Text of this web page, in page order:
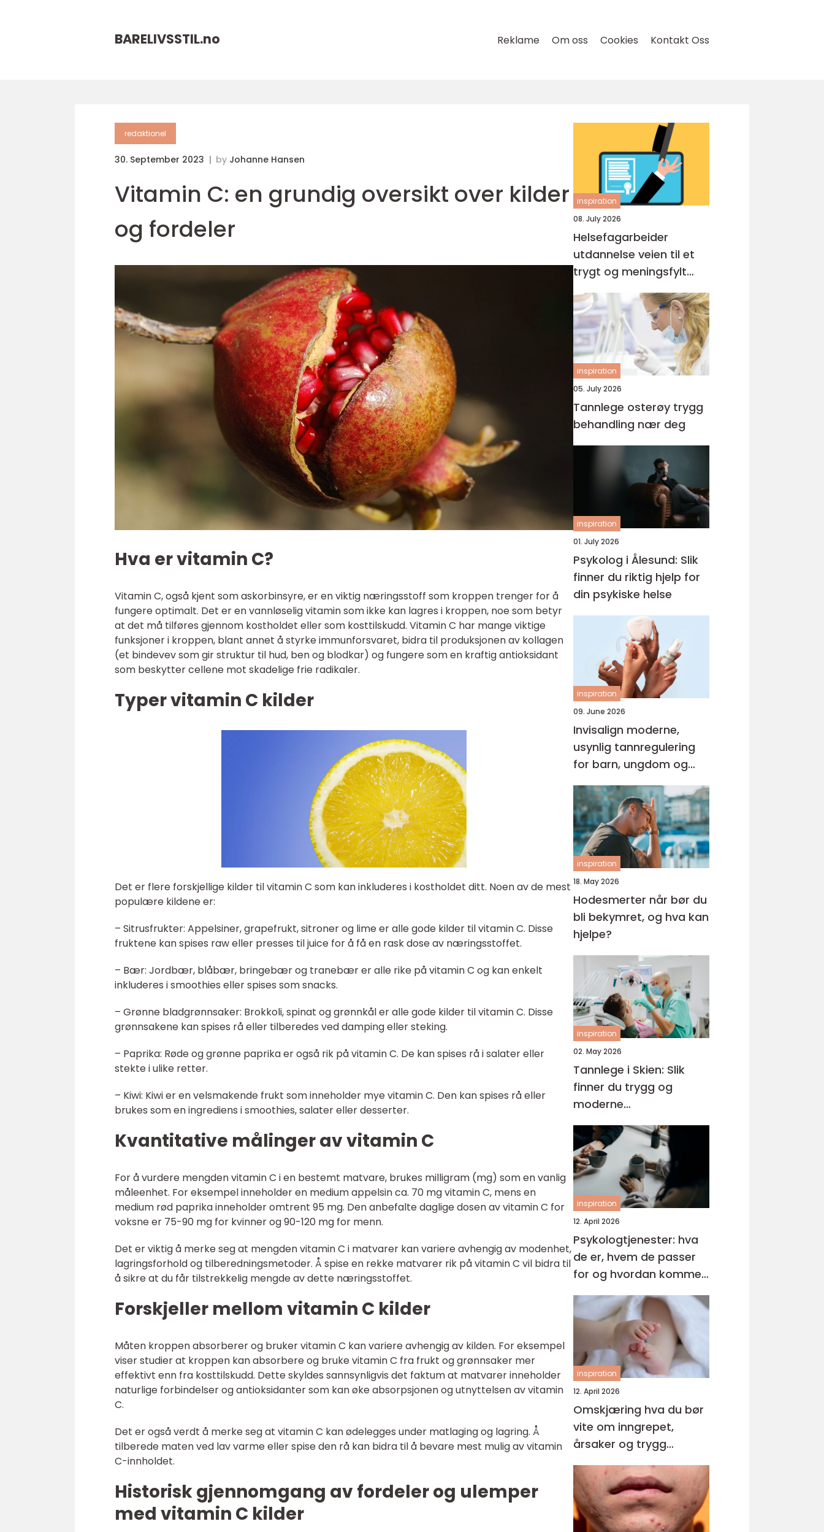
BARELIVSSTIL.no Reklame Om oss Cookies Kontakt Oss
redaktionel
30. September 2023 by Johanne Hansen
Vitamin C: en grundig oversikt over kilder
og fordeler
Hva er vitamin C?
Vitamin C, også kjent som askorbinsyre, er en viktig næringsstoff som kroppen trenger for å
fungere optimalt. Det er en vannløselig vitamin som ikke kan lagres i kroppen, noe som betyr
at det må tilføres gjennom kostholdet eller som kosttilskudd. Vitamin C har mange viktige
funksjoner i kroppen, blant annet å styrke immunforsvaret, bidra til produksjonen av kollagen
(et bindevev som gir struktur til hud, ben og blodkar) og fungere som en kraftig antioksidant
som beskytter cellene mot skadelige frie radikaler.
Typer vitamin C kilder
Det er flere forskjellige kilder til vitamin C som kan inkluderes i kostholdet ditt. Noen av de mest
populære kildene er:
– Sitrusfrukter: Appelsiner, grapefrukt, sitroner og lime er alle gode kilder til vitamin C. Disse
fruktene kan spises raw eller presses til juice for å få en rask dose av næringsstoffet.
– Bær: Jordbær, blåbær, bringebær og tranebær er alle rike på vitamin C og kan enkelt
inkluderes i smoothies eller spises som snacks.
– Grønne bladgrønnsaker: Brokkoli, spinat og grønnkål er alle gode kilder til vitamin C. Disse
grønnsakene kan spises rå eller tilberedes ved damping eller steking.
– Paprika: Røde og grønne paprika er også rik på vitamin C. De kan spises rå i salater eller
stekte i ulike retter.
– Kiwi: Kiwi er en velsmakende frukt som inneholder mye vitamin C. Den kan spises rå eller
brukes som en ingrediens i smoothies, salater eller desserter.
Kvantitative målinger av vitamin C
For å vurdere mengden vitamin C i en bestemt matvare, brukes milligram (mg) som en vanlig
måleenhet. For eksempel inneholder en medium appelsin ca. 70 mg vitamin C, mens en
medium rød paprika inneholder omtrent 95 mg. Den anbefalte daglige dosen av vitamin C for
voksne er 75-90 mg for kvinner og 90-120 mg for menn.
Det er viktig å merke seg at mengden vitamin C i matvarer kan variere avhengig av modenhet,
lagringsforhold og tilberedningsmetoder. Å spise en rekke matvarer rik på vitamin C vil bidra til
å sikre at du får tilstrekkelig mengde av dette næringsstoffet.
Forskjeller mellom vitamin C kilder
Måten kroppen absorberer og bruker vitamin C kan variere avhengig av kilden. For eksempel
viser studier at kroppen kan absorbere og bruke vitamin C fra frukt og grønnsaker mer
effektivt enn fra kosttilskudd. Dette skyldes sannsynligvis det faktum at matvarer inneholder
naturlige forbindelser og antioksidanter som kan øke absorpsjonen og utnyttelsen av vitamin
C.
Det er også verdt å merke seg at vitamin C kan ødelegges under matlaging og lagring. Å
tilberede maten ved lav varme eller spise den rå kan bidra til å bevare mest mulig av vitamin
C-innholdet.
Historisk gjennomgang av fordeler og ulemper
med vitamin C kilder
inspiration
08. July 2026
Helsefagarbeider
utdannelse veien til et
trygt og meningsfylt
yrke
inspiration
05. July 2026
Tannlege osterøy trygg
behandling nær deg
inspiration
01. July 2026
Psykolog i Ålesund: Slik
finner du riktig hjelp for
din psykiske helse
inspiration
09. June 2026
Invisalign moderne,
usynlig tannregulering
for barn, ungdom og
voksne
inspiration
18. May 2026
Hodesmerter når bør du
bli bekymret, og hva kan
hjelpe?
inspiration
02. May 2026
Tannlege i Skien: Slik
finner du trygg og
moderne
tannbehandling
inspiration
12. April 2026
Psykologtjenester: hva
de er, hvem de passer
for og hvordan komme i
gang
inspiration
12. April 2026
Omskjæring hva du bør
vite om inngrepet,
årsaker og trygg
behandling